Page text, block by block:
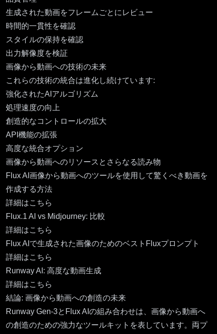
生成された動画をフレームごとにレビュー
時間的一貫性を確認
スタイルの保持を確認
出力解像度を検証
画像から動画への技術の未来
これらの技術の統合は進化し続けています:
強化されたAIアルゴリズム
処理速度の向上
創造的なコントロールの拡大
API機能の拡張
高度な統合オプション
画像から動画へのリソースとさらなる読み物
Flux AI画像から動画へのツールを使用して驚くべき動画を
作成する方法
詳細はこちら
Flux.1 AI vs Midjourney: 比較
詳細はこちら
Flux AIで生成された画像のためのベストFluxプロンプト
詳細はこちら
Runway AI: 高度な動画生成
詳細はこちら
結論: 画像から動画への創造の未来
Runway Gen-3とFlux AIの組み合わせは、画像から動画へ
の創造のための強力なツールキットを表しています。両プ